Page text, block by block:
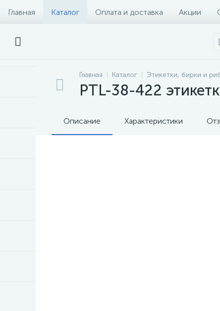
Главная Каталог Оплата и доставка Акции
Главная Каталог Этикетки, бирки и
PTL-38-422
Описание Характеристики